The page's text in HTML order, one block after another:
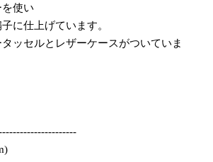
使い
に仕上げています。
ッセルとレザーケースがついていま